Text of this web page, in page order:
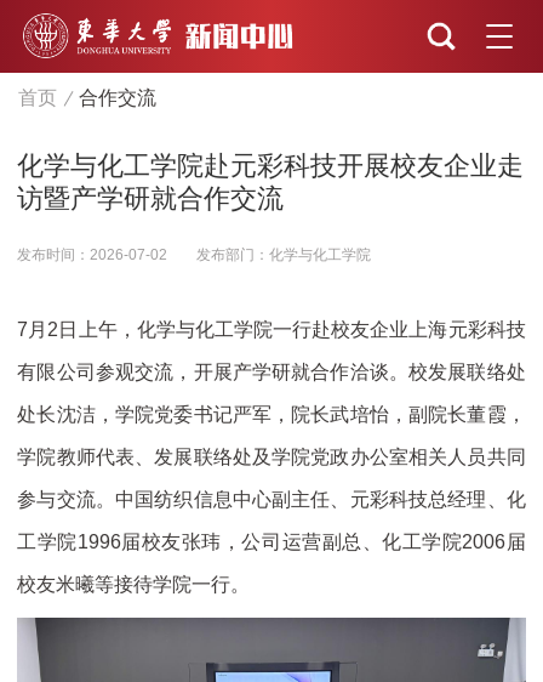
首页 合作交流
化学与化工学院赴元彩科技开展校友企业走
访暨产学研就合作交流
发布时间：2026-07-02 发布部门：化学与化工学院
7月2日上午，化学与化工学院一行赴校友企业上海元彩科技
有限公司参观交流，开展产学研就合作洽谈。校发展联络处
处长沈洁，学院党委书记严军，院长武培怡，副院长董霞，
学院教师代表、发展联络处及学院党政办公室相关人员共同
参与交流。中国纺织信息中心副主任、元彩科技总经理、化
工学院1996届校友张玮，公司运营副总、化工学院2006届
校友米曦等接待学院一行。